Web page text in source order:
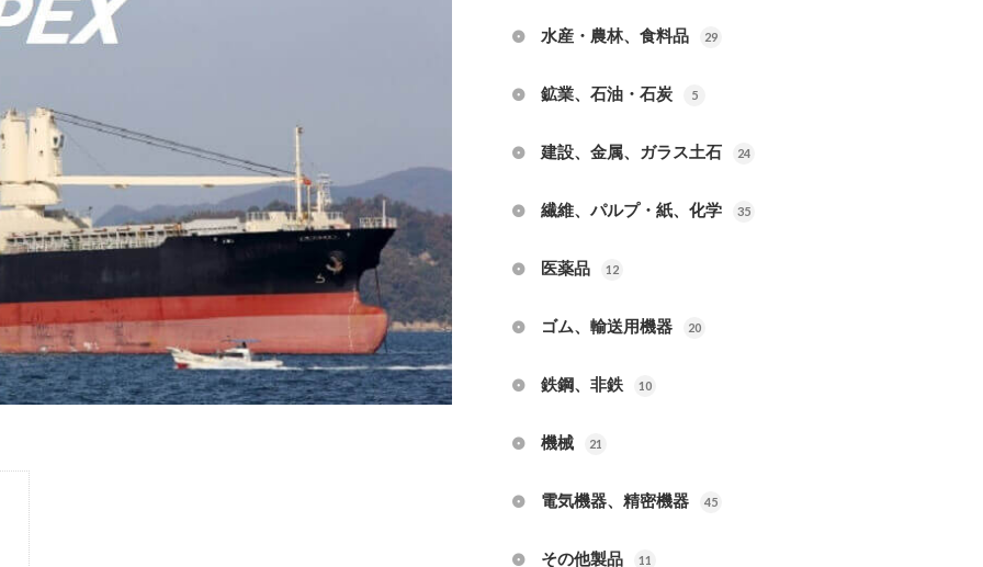
水産・農林、食料品 29
鉱業、石油・石炭 5
建設、金属、ガラス土石 24
繊維、パルプ・紙、化学 35
医薬品 12
ゴム、輸送用機器 20
鉄鋼、非鉄 10
機械 21
電気機器、精密機器 45
その他製品 11